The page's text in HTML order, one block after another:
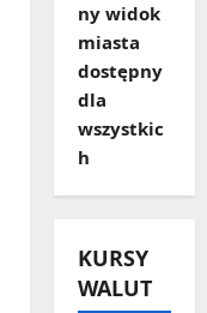
ny widok
miasta
dostępny
dla
wszystkic
h
KURSY
WALUT